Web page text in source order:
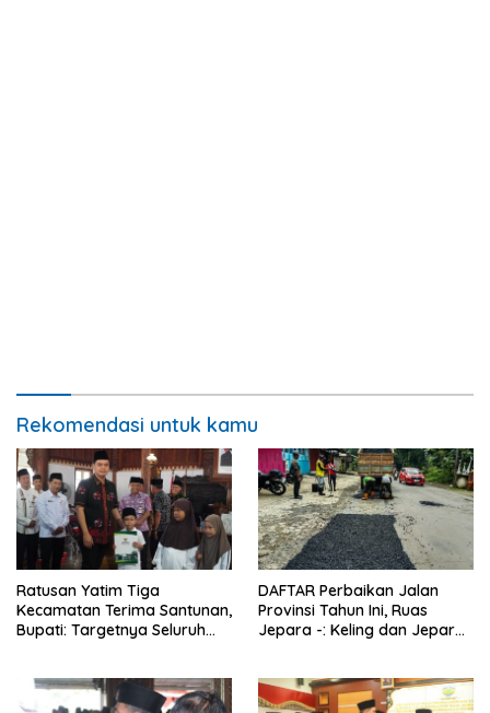
Rekomendasi untuk kamu
Ratusan Yatim Tiga
Kecamatan Terima Santunan,
Bupati: Targetnya Seluruh
DAFTAR Perbaikan Jalan
Provinsi Tahun Ini, Ruas
Jepara -: Keling dan Jepara